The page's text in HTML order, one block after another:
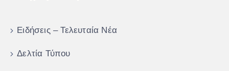
Ειδήσεις – Τελευταία Νέα
Δελτία Τύπου